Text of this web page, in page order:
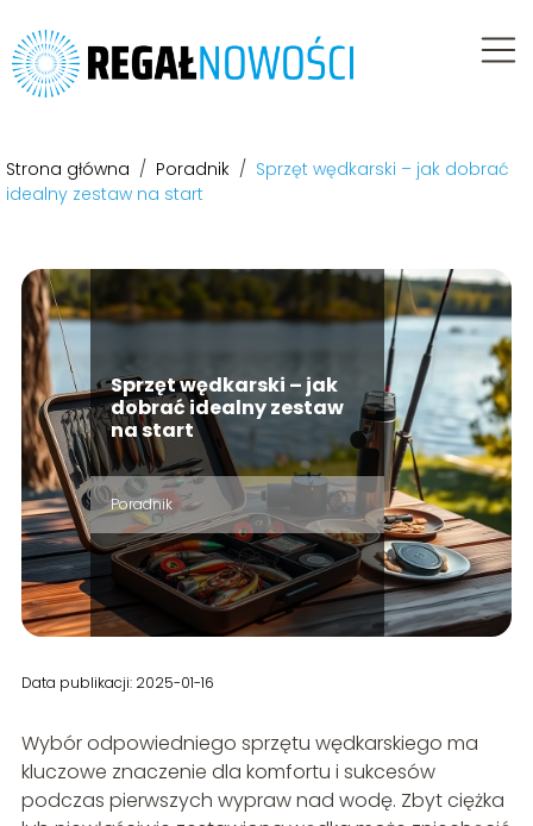
Strona główna / Poradnik / Sprzęt wędkarski – jak dobrać
idealny zestaw na start
Sprzęt wędkarski – jak
dobrać idealny zestaw
na start
Poradnik
Data publikacji: 2025-01-16
Wybór odpowiedniego sprzętu wędkarskiego ma
kluczowe znaczenie dla komfortu i sukcesów
podczas pierwszych wypraw nad wodę. Zbyt ciężka